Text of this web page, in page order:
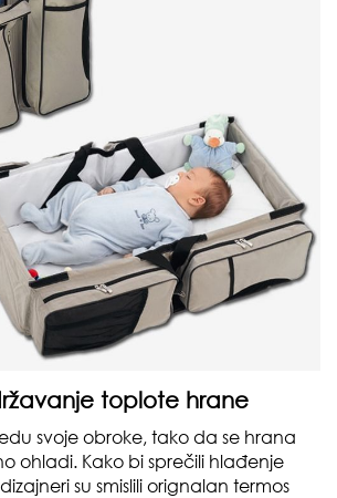
toplote hrane
svoje obroke, tako da se hrana
ohladi. Kako bi sprečili hlađenje
su smislili orignalan termos